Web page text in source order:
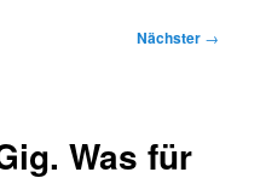
Nächster →
Was für